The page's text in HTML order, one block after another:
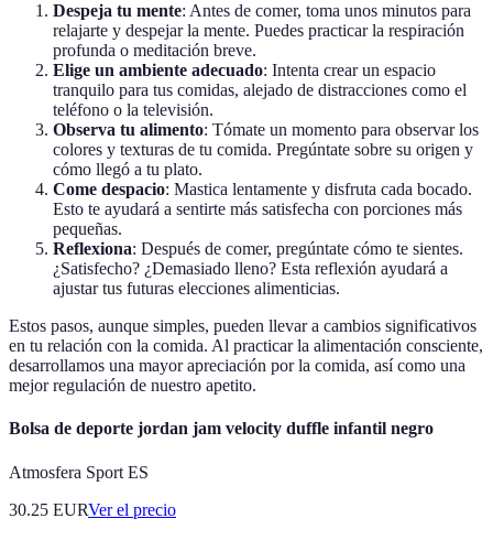
Despeja tu mente: Antes de comer, toma unos minutos para
relajarte y despejar la mente. Puedes practicar la respiración
profunda o meditación breve.
Elige un ambiente adecuado: Intenta crear un espacio
tranquilo para tus comidas, alejado de distracciones como el
teléfono o la televisión.
Observa tu alimento: Tómate un momento para observar los
colores y texturas de tu comida. Pregúntate sobre su origen y
cómo llegó a tu plato.
Come despacio: Mastica lentamente y disfruta cada bocado.
Esto te ayudará a sentirte más satisfecha con porciones más
pequeñas.
Reflexiona: Después de comer, pregúntate cómo te sientes.
¿Satisfecho? ¿Demasiado lleno? Esta reflexión ayudará a
ajustar tus futuras elecciones alimenticias.
Estos pasos, aunque simples, pueden llevar a cambios significativos
en tu relación con la comida. Al practicar la alimentación consciente,
desarrollamos una mayor apreciación por la comida, así como una
mejor regulación de nuestro apetito.
Bolsa de deporte jordan jam velocity duffle infantil negro
Atmosfera Sport ES
30.25 EURVer el precio